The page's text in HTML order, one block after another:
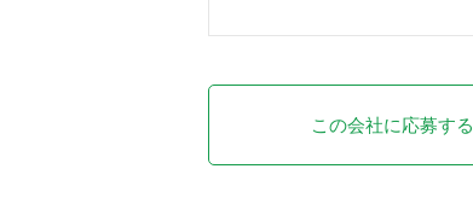
この会社に応募する